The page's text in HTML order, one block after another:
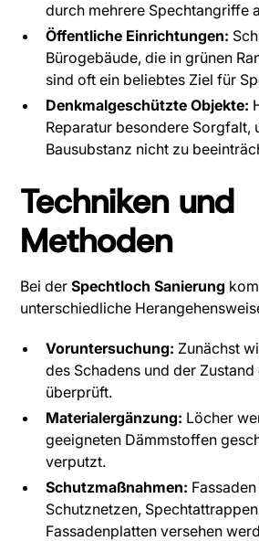
durch mehrere Spechtangriffe
Öffentliche Einrichtungen:
Bürogebäude, die in grünen
sind oft ein beliebtes Ziel für
Denkmalgeschützte Objekte:
Reparatur besondere Sorgfalt,
Bausubstanz nicht zu
Techniken und
Methoden
Bei derSpechtloch Sanierung
unterschiedliche
Voruntersuchung: Zunächst
des Schadens und der
überprüft.
Materialergänzung: Löcher
geeigneten Dämmstoffen
verputzt.
Schutzmaßnahmen:
Schutznetzen,
Fassadenplatten versehen